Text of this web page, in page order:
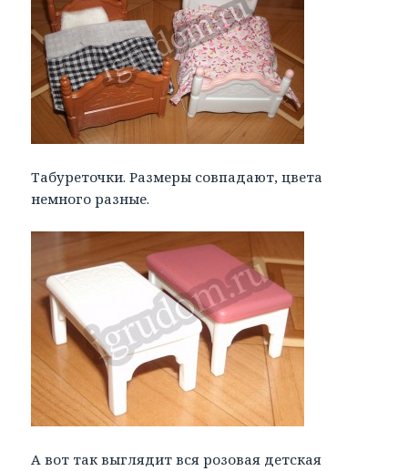
Табуреточки. Размеры совпадают, цвета
немного разные.
А вот так выглядит вся розовая детская